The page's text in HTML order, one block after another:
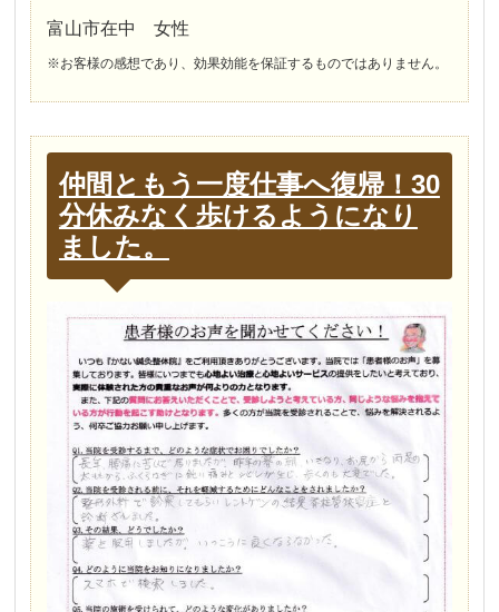
富山市在中 女性
※お客様の感想であり、効果効能を保証するものではありません。
仲間ともう一度仕事へ復帰！30
分休みなく歩けるようになり
ました。